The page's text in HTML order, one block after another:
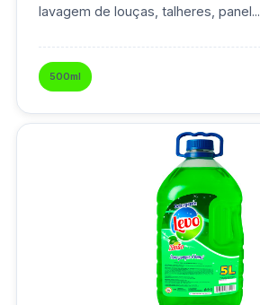
lavagem de louças, talheres, panel...
500ml